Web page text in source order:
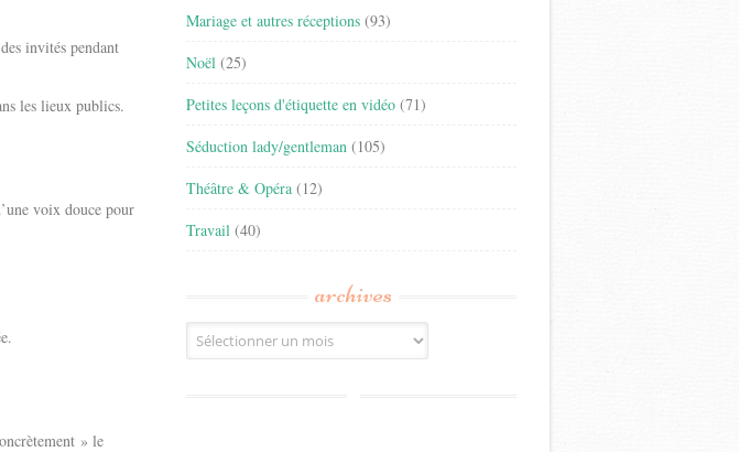
invités pendant
les lieux publics.
voix douce pour
» le
Mariage et autres réceptions (93)
Noël (25)
Petites leçons d'étiquette en vidéo (71)
Séduction lady/gentleman (105)
Théâtre & Opéra (12)
Travail (40)
archives
Archives